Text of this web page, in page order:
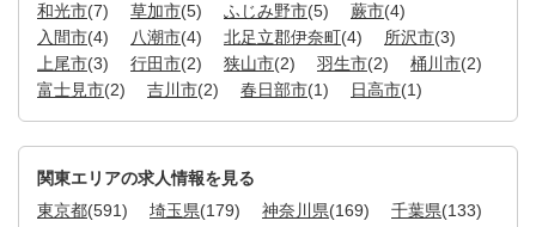
和光市(7) 草加市(5) ふじみ野市(5) 蕨市(4)
入間市(4) 八潮市(4) 北足立郡伊奈町(4) 所沢市(3)
上尾市(3) 行田市(2) 狭山市(2) 羽生市(2) 桶川市(2)
富士見市(2) 吉川市(2) 春日部市(1) 日高市(1)
関東エリアの求人情報を見る
東京都(591) 埼玉県(179) 神奈川県(169) 千葉県(133)